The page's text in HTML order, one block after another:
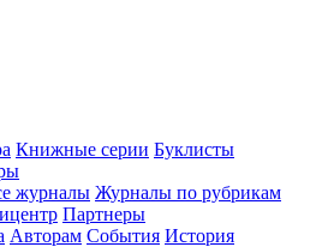
Книжные серии Буклисты
журналы Журналы по рубрикам
Партнеры
Авторам События История